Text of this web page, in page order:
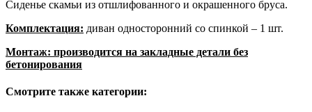
Сиденье скамьи из отшлифованного и окрашенного бруса.
Комплектация: диван односторонний со спинкой – 1 шт.
Монтаж: производится на закладные детали без
бетонирования
Смотрите также категории: